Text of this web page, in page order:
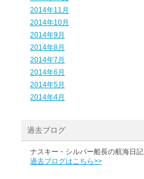
2014年11月
2014年10月
2014年9月
2014年8月
2014年7月
2014年6月
2014年5月
2014年4月
過去ブログ
ナスキー・シルバー船長の航海日記
過去ブログはこちら>>